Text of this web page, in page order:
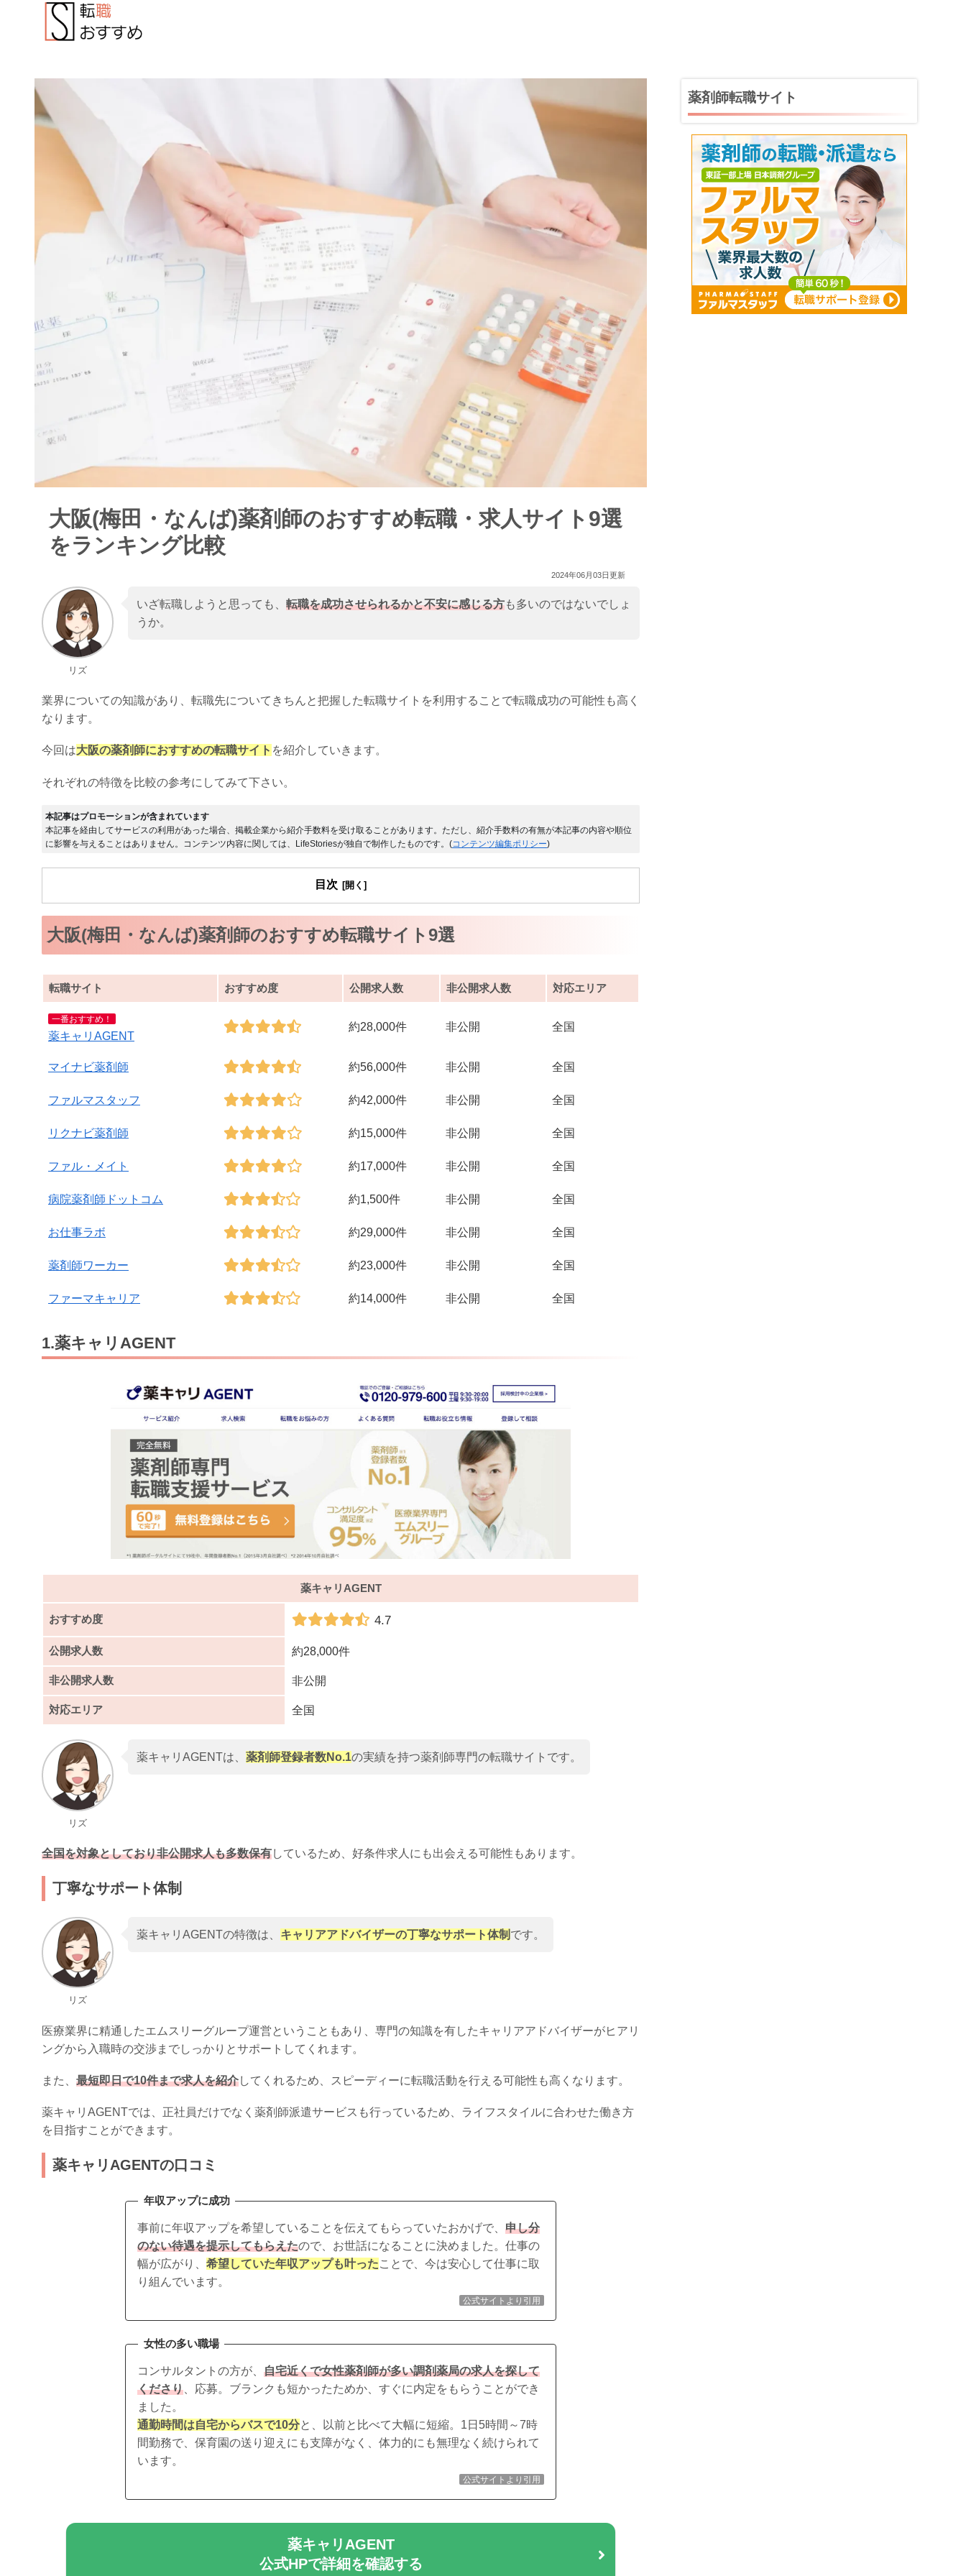
大阪(梅田・なんば)薬剤師のおすすめ転職・求人サイト9選
をランキング比較
2024年06月03日更新
リズ
いざ転職しようと思っても、 転職を成功させられるかと不安に感じる方も多いのではないでしょ
うか。
業界についての知識があり、転職先についてきちんと把握した転職サイトを利用することで転職成功の可能性も高く
なります。
今回は大阪の薬剤師におすすめの転職サイト を紹介していきます。
それぞれの特徴を比較の参考にしてみて下さい。
本記事はプロモーションが含まれています
本記事を経由してサービスの利用があった場合、掲載企業から紹介手数料を受け取ることがあります。ただし、紹介手数料の有無が本記事の内容や順位
に影響を与えることはありません。コンテンツ内容に関しては、LifeStoriesが独自で制作したものです。(コンテンツ編集ポリシー)
目次
大阪(梅田・なんば)薬剤師のおすすめ転職サイト9選
転職サイト おすすめ度 公開求人数 非公開求人数 対応エリア
一番おすすめ！
薬キャリAGENT
約28,000件 非公開 全国
マイナビ薬剤師 約56,000件 非公開 全国
ファルマスタッフ 約42,000件 非公開 全国
リクナビ薬剤師 約15,000件 非公開 全国
ファル・メイト 約17,000件 非公開 全国
病院薬剤師ドットコム 約1,500件 非公開 全国
お仕事ラボ 約29,000件 非公開 全国
薬剤師ワーカー 約23,000件 非公開 全国
ファーマキャリア 約14,000件 非公開 全国
1.薬キャリAGENT
薬キャリAGENT
おすすめ度 4.7
公開求人数 約28,000件
非公開求人数 非公開
対応エリア 全国
リズ
薬キャリAGENTは、 薬剤師登録者数No.1の実績を持つ薬剤師専門の転職サイトです。
全国を対象としており非公開求人も多数保有しているため、好条件求人にも出会える可能性もあります。
丁寧なサポート体制
リズ
薬キャリAGENTの特徴は、 キャリアアドバイザーの丁寧なサポート体制 です。
医療業界に精通したエムスリーグループ運営ということもあり、専門の知識を有したキャリアアドバイザーがヒアリ
ングから入職時の交渉までしっかりとサポートしてくれます。
また、 最短即日で10件まで求人を紹介してくれるため、スピーディーに転職活動を行える可能性も高くなります。
薬キャリAGENTでは、正社員だけでなく薬剤師派遣サービスも行っているため、ライフスタイルに合わせた働き方
を目指すことができます。
薬キャリAGENTの口コミ
年収アップに成功
事前に年収アップを希望していることを伝えてもらっていたおかげで、 申し分
のない待遇を提示してもらえたので、お世話になることに決めました。仕事の
幅が広がり、 希望していた年収アップも叶ったことで、今は安心して仕事に取
り組んでいます。
公式サイトより引用
女性の多い職場
コンサルタントの方が、 自宅近くで女性薬剤師が多い調剤薬局の求人を探して
くださり 、応募。ブランクも短かったためか、すぐに内定をもらうことができ
ました。
通勤時間は自宅からバスで10分と、以前と比べて大幅に短縮。1日5時間～7時
間勤務で、保育園の送り迎えにも支障がなく、体力的にも無理なく続けられて
います。
公式サイトより引用
薬キャリAGENT
公式HPで詳細を確認する
薬剤師転職サイト